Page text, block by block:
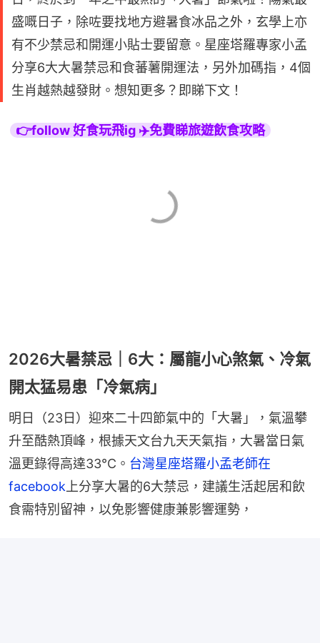
盛嘅日子，除咗要找地方避暑食冰品之外，玄學上亦
有不少禁忌和開運小貼士要留意。星座塔羅專家小孟
分享6大大暑禁忌和食蕃薯開運法，另外加碼指，4個
生肖越熱越發財。想知更多？即睇下文！
👉follow 好食玩飛ig ✈️免費睇旅遊飲食攻略
2026大暑禁忌｜6大：屬龍小心煞氣、冷氣
開太猛易患「冷氣病」
明日（23日）迎來二十四節氣中的「大暑」，氣溫攀
升至酷熱頂峰，根據天文台九天天氣指，大暑當日氣
溫更錄得高達33°C。 台灣星座塔羅小孟老師在
facebook 上分享大暑的6大禁忌，建議生活起居和飲
食需特別留神，以免影響健康兼影響運勢，